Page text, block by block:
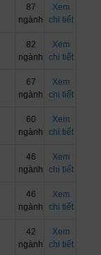
87
ngành
Xem
chi tiết
82
ngành
Xem
chi tiết
67
ngành
Xem
chi tiết
60
ngành
Xem
chi tiết
46
ngành
Xem
chi tiết
46
ngành
Xem
chi tiết
42
ngành
Xem
chi tiết